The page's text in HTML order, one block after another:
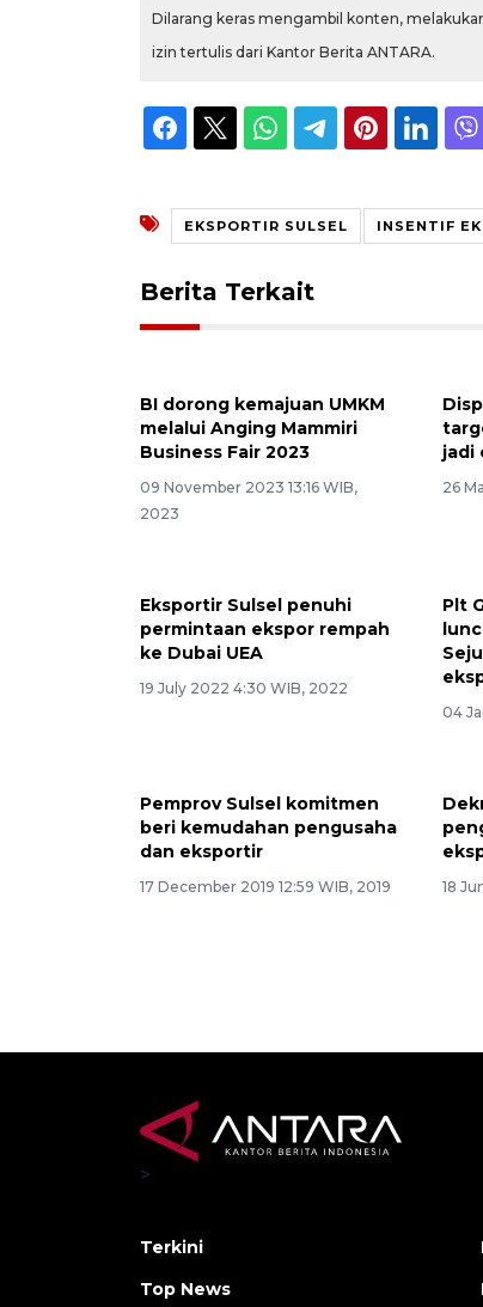
Dilarang keras mengambil konten,
izin tertulis dari Kantor Berita ANTARA.
EKSPORTIR SULSEL INSENTIF
Berita Terkait
BI dorong kemajuan UMKM
melalui Anging Mammiri
Business Fair 2023
09 November 2023 13:16 WIB,
2023
jadi
26
Eksportir Sulsel penuhi
permintaan ekspor rempah
ke Dubai UEA
19 July 2022 4:30 WIB, 2022
Plt
04
Pemprov Sulsel komitmen
beri kemudahan pengusaha
dan eksportir
17 December 2019 12:59 WIB, 2019 18
>
Terkini
Top News